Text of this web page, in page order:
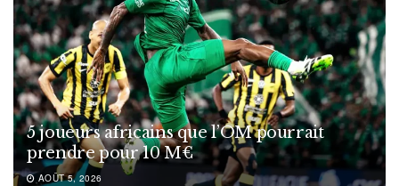
5 joueurs africains que l’OM pourrait
prendre pour 10 M€
AOÛT 5, 2026